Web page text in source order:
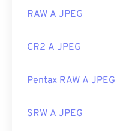
RAW A JPEG
CR2 A JPEG
Pentax RAW A JPEG
SRW A JPEG